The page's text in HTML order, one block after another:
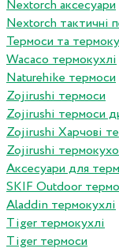
Nextorch аксесуари
Nextorch тактичні
Термоси та
Wacaco термокухлі
Naturehike термоси
Zojirushi термоси
Zojirushi термоси
Zojirushi Харчові
Zojirushi
Аксесуари для
SKIF Outdoor
Aladdin термокухлі
Tiger термокухлі
Tiger термоси